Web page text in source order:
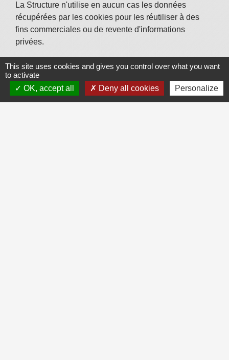
La Structure n'utilise en aucun cas les données
récupérées par les cookies pour les réutiliser à des
fins commerciales ou de revente d'informations
privées.
Vous pouvez choisir de désactiver les cookies dans
votre navigateur en vous basant sur les
documentations ci-dessous (à sélectionner selon votre
This site uses cookies and gives you control over what you want
to activate
OK, accept all
Deny all cookies Personalize